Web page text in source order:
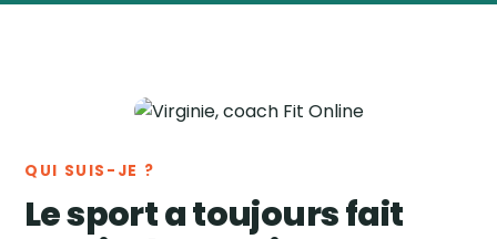
QUI SUIS-JE ?
Le sport a toujours fait